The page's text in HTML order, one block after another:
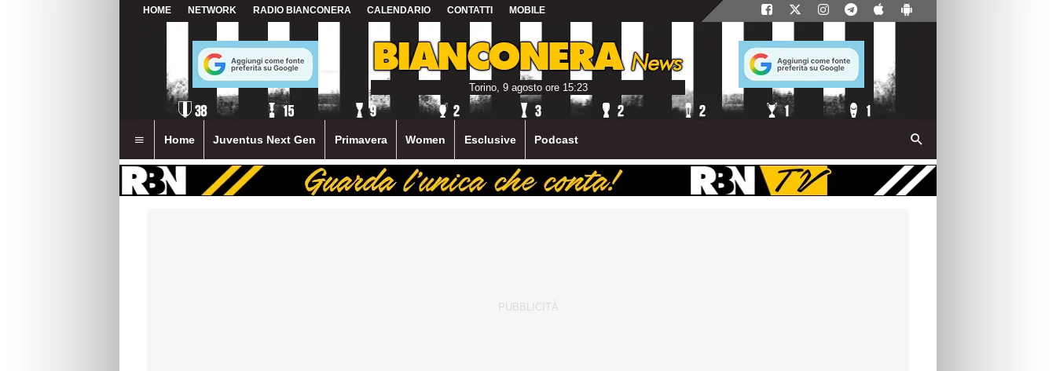
HOME NETWORK RADIO BIANCONERA CALENDARIO CONTATTI MOBILE
Torino, 9 agosto ore 15:23
Home Juventus Next Gen Primavera Women Esclusive Podcast